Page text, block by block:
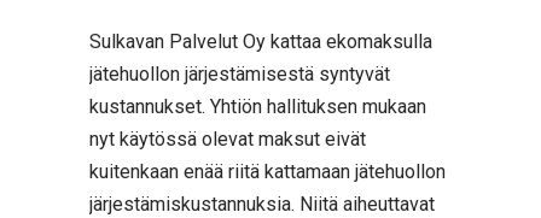
Sulkavan Palvelut Oy kattaa ekomaksulla
jätehuollon järjestämisestä syntyvät
kustannukset. Yhtiön hallituksen mukaan
nyt käytössä olevat maksut eivät
kuitenkaan enää riitä kattamaan jätehuollon
järjestämiskustannuksia. Niitä aiheuttavat